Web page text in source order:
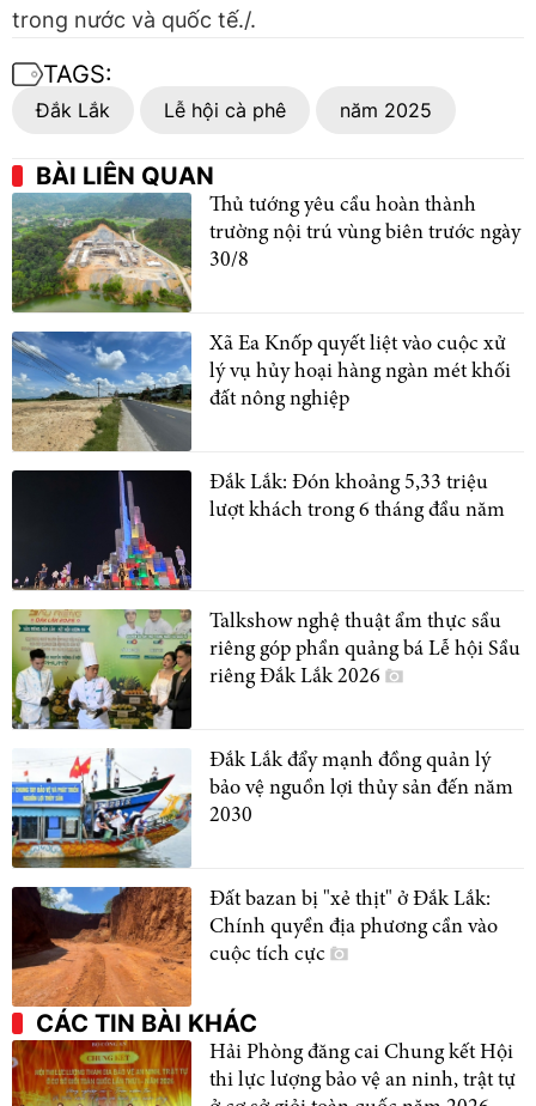
trong nước và quốc tế./.
TAGS:
Đắk Lắk Lễ hội cà phê năm 2025
BÀI LIÊN QUAN
Thủ tướng yêu cầu hoàn thành
trường nội trú vùng biên trước ngày
30/8
Xã Ea Knốp quyết liệt vào cuộc xử
lý vụ hủy hoại hàng ngàn mét khối
đất nông nghiệp
Đắk Lắk: Đón khoảng 5,33 triệu
lượt khách trong 6 tháng đầu năm
Talkshow nghệ thuật ẩm thực sầu
riêng góp phần quảng bá Lễ hội Sầu
riêng Đắk Lắk 2026
Đắk Lắk đẩy mạnh đồng quản lý
bảo vệ nguồn lợi thủy sản đến năm
2030
Đất bazan bị "xẻ thịt" ở Đắk Lắk:
Chính quyền địa phương cần vào
cuộc tích cực
CÁC TIN BÀI KHÁC
Hải Phòng đăng cai Chung kết Hội
thi lực lượng bảo vệ an ninh, trật tự